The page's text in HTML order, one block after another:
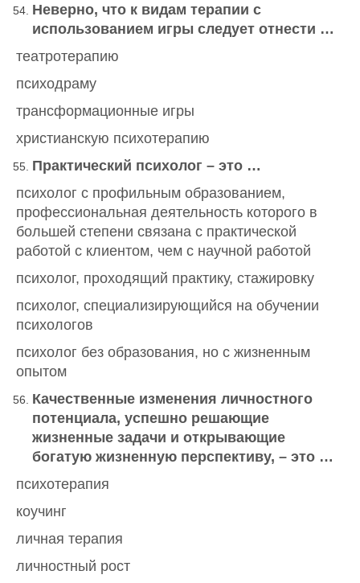
Неверно, что к видам терапии с
использованием игры следует отнести …
театротерапию
психодраму
трансформационные игры
христианскую психотерапию
Практический психолог – это …
психолог с профильным образованием,
профессиональная деятельность которого в
большей степени связана с практической
работой с клиентом, чем с научной работой
психолог, проходящий практику, стажировку
психолог, специализирующийся на обучении
психологов
психолог без образования, но с жизненным
опытом
Качественные изменения личностного
потенциала, успешно решающие
жизненные задачи и открывающие
богатую жизненную перспективу, – это …
психотерапия
коучинг
личная терапия
личностный рост